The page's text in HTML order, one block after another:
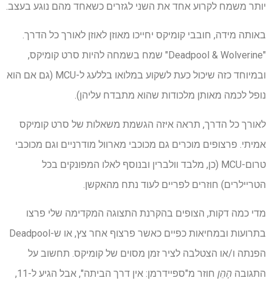
יותר משמח לקרוע אחד את השני לגזרים כשאחד מהם נוגע בעצב.
באותה מידה, חובבי קומיקס יחייכו מאוזן לאוזן לאורך כל הדרך.
"Deadpool & Wolverine" שמח בשמחה להיות סרט קומיקס,
ובמיוחד כזה שיכול כעת לשקוע במלואו בללעג ל-MCU (גם אם הוא
נופל לכמה מאותן מלכודות שהוא מתבדח עליהן).
לאורך כל הדרך, תראה איזה הגשמת משאלות של סרט קומיקס
אמיתי. פרצופים מוכרים גם מכוכבי מארוול מודרניים וגם מכוכבי
טרום-MCU (כן, מלבד וולברין ובנוסף לאלו המפונקים בכל
הטריילרים) חוזרים לפריים לעוד נתח מהאקשן.
מדי כמה דקות, הצופים בהקרנת התצוגה המקדימה שלי פרצו
בתרועות ובמחיאות כפיים כאשר פרצוף אחר צץ, או ש-Deadpool
הפנתה ו/או הצטלבה לציר זמן מסוים של קומיקס. תחשוב על
התגובה הָהֵן
חוזר מ"ספיידרמן: אין דרך הביתה", אבל הגיע ל-11,